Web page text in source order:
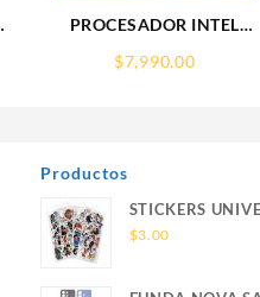
PROCESADOR INTEL
I9-12900KF S-1700
$7,990.00
Productos
STICKERS
$3.00